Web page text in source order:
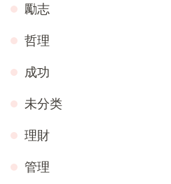
勵志
哲理
成功
未分类
理財
管理